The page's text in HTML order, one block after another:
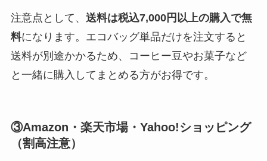
注意点として、 送料は税込7,000円以上の購入で無
料になります。エコバッグ単品だけを注文すると
送料が別途かかるため、コーヒー豆やお菓子など
と一緒に購入してまとめる方がお得です。
③Amazon・楽天市場・Yahoo!ショッピング
（割高注意）